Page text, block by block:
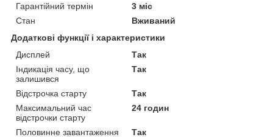
Гарантійний термін
3 міс
Стан
Вживаний
Додаткові функції і характеристики
Дисплей
Так
Індикація часу, що
залишився
Так
Відстрочка старту
Так
Максимальний час
відстрочки старту
24 годин
Половинне завантаження Так